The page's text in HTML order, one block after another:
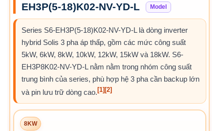
EH3P(5-18)K02-NV-YD-L
Model
Series S6-EH3P(5-18)K02-NV-YD-L là dòng inverter
hybrid Solis 3 pha áp thấp, gồm các mức công suất
5kW, 6kW, 8kW, 10kW, 12kW, 15kW và 18kW. S6-
EH3P8K02-NV-YD-L nằm nằm trong nhóm công suất
trung bình của series, phù hợp hệ 3 pha cần backup lớn
và pin lưu trữ dòng cao. [1] [2]
8KW